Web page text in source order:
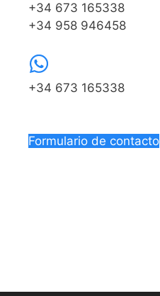
+34 673 165338
+34 958 946458
+34 673 165338
Formulario de contacto